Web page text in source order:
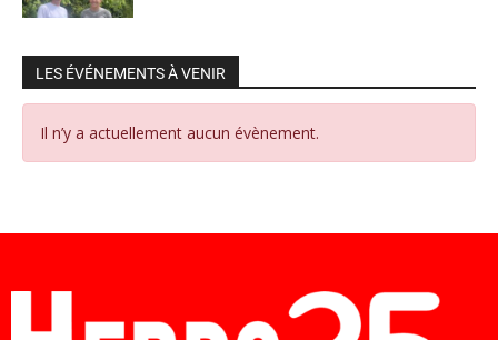
LES ÉVÉNEMENTS À VENIR
Il n’y a actuellement aucun évènement.